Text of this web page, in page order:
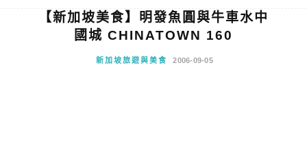
【新加坡美食】明發魚圓與牛車水中
國城 CHINATOWN 160
新加坡旅遊與美食 2006-09-05